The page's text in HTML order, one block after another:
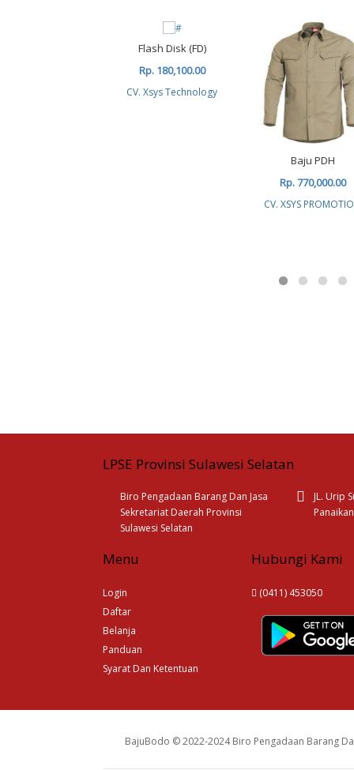
Flash Disk (FD)
Rp. 180,100.00
CV. Xsys Technology
Baju PDH
Rp. 770,000.00
CV. XSYS
LPSE Provinsi Sulawesi Selatan
Biro Pengadaan Barang Dan Jasa
Sekretariat Daerah Provinsi
Sulawesi Selatan
JL. Urip
Menu
Login
Daftar
Belanja
Panduan
Syarat Dan Ketentuan
Hubungi Kami
(0411) 453050
BajuBodo © 2022-2024 Biro Pengadaan Barang